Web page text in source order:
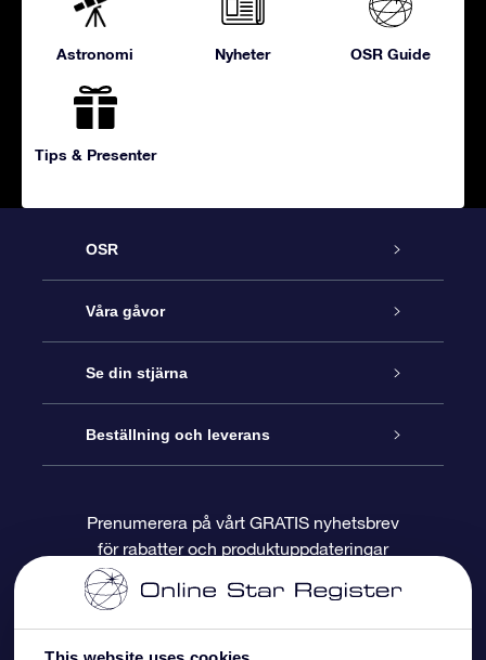
Astronomi Nyheter OSR Guide
Tips & Presenter
OSR
Kundtjänst
Kontakta oss
Blogg
Recensioner
Våra gåvor
Online-Stjärngåva
OSR Gåvopaket
OSR Presentkort
Företagspresenter
Se din stjärna
Stjärnregiste
Personlig Stjärnsida
One Million Stars
Beställning och leverans
Betalningsinformation
Prenumerera på vårt GRATIS nyhetsbrev
för rabatter och produktuppdateringar